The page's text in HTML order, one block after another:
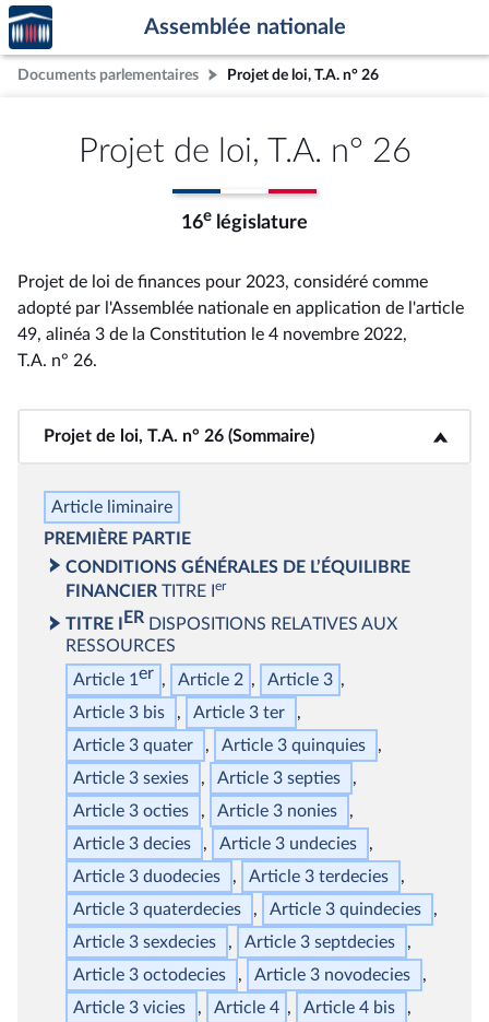
Aller au contenu
Aller en bas de la page
Accèder
à la
page
d'accueil
Assemblée nationale
Documents parlementaires Projet de loi, T.A. n° 26
Projet de loi, T.A. n° 26
16e législature
Projet de loi de finances pour 2023, considéré comme
adopté par l'Assemblée nationale en application de l'article
49, alinéa 3 de la Constitution le 4 novembre 2022,
T.A. n° 26.
Projet de loi, T.A. n° 26 (Sommaire)
<b>Projet de loi, T.A. n° 26 (Sommaire)</b>
Article liminaire
PREMIÈRE PARTIE
CONDITIONS GÉNÉRALES DE L’ÉQUILIBRE
FINANCIER TITRE I er
TITRE I ER DISPOSITIONS RELATIVES AUX
RESSOURCES
Article 1 er Article 2
Article 3
Article 3 bis Article 3 ter
Article 3 quater Article 3 quinquies
Article 3 sexies Article 3 septies
Article 3 octies Article 3 nonies
Article 3 decies Article 3 undecies
Article 3 duodecies Article 3 terdecies
Article 3 quaterdecies Article 3 quindecies
Article 3 sexdecies Article 3 septdecies
Article 3 octodecies Article 3 novodecies
Article 3 vicies Article 4 Article 4 bis